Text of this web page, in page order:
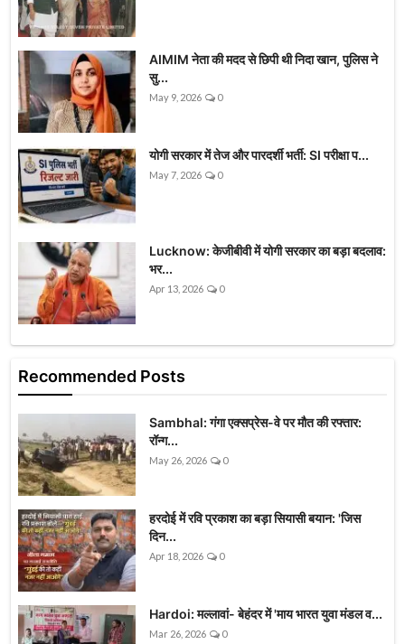
AIMIM नेता की मदद से छिपी थी निदा खान, पुलिस ने
सु...
May 9, 2026 0
योगी सरकार में तेज और पारदर्शी भर्ती: SI परीक्षा प...
May 7, 2026 0
Lucknow: केजीबीवी में योगी सरकार का बड़ा बदलाव:
भर...
Apr 13, 2026 0
Recommended Posts
Sambhal: गंगा एक्सप्रेस-वे पर मौत की रफ्तार:
रॉन्ग...
May 26, 2026 0
हरदोई में रवि प्रकाश का बड़ा सियासी बयान: 'जिस
दिन...
Apr 18, 2026 0
Hardoi: मल्लावां- बेहंदर में 'माय भारत युवा मंडल व...
Mar 26, 2026 0